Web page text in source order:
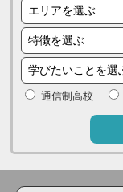
通信制高校